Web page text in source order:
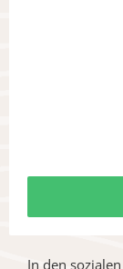
In den sozialen